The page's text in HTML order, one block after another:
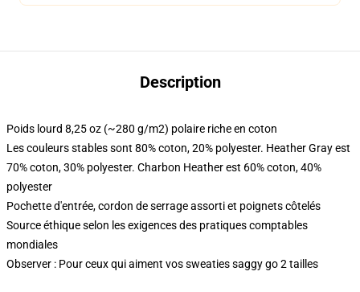
Description
Poids lourd 8,25 oz (~280 g/m2) polaire riche en coton
Les couleurs stables sont 80% coton, 20% polyester. Heather Gray est
70% coton, 30% polyester. Charbon Heather est 60% coton, 40%
polyester
Pochette d'entrée, cordon de serrage assorti et poignets côtelés
Source éthique selon les exigences des pratiques comptables
mondiales
Observer : Pour ceux qui aiment vos sweaties saggy go 2 tailles